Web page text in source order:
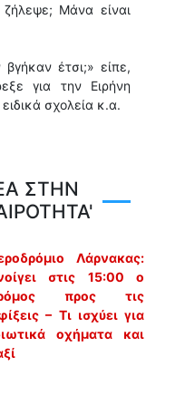
Μάνα είναι
έτσι;» είπε,
για την Ειρήνη
σχολεία κ.α.
ΣΤΗΝ
Λάρνακας:
στις 15:00 ο
προς τις
– Τι ισχύει για
οχήματα και